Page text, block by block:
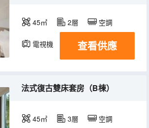
45㎡ 2層 空調
電視機 冰箱
查看供應
法式復古雙床套房（B棟）
45㎡ 3層 空調